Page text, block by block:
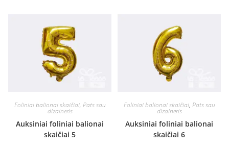
Foliniai balionai skaičiai, Pats sau
dizaineris
Auksiniai foliniai balionai
skaičiai 5
Foliniai balionai skaičiai, Pats sau
dizaineris
Auksiniai foliniai balionai
skaičiai 6